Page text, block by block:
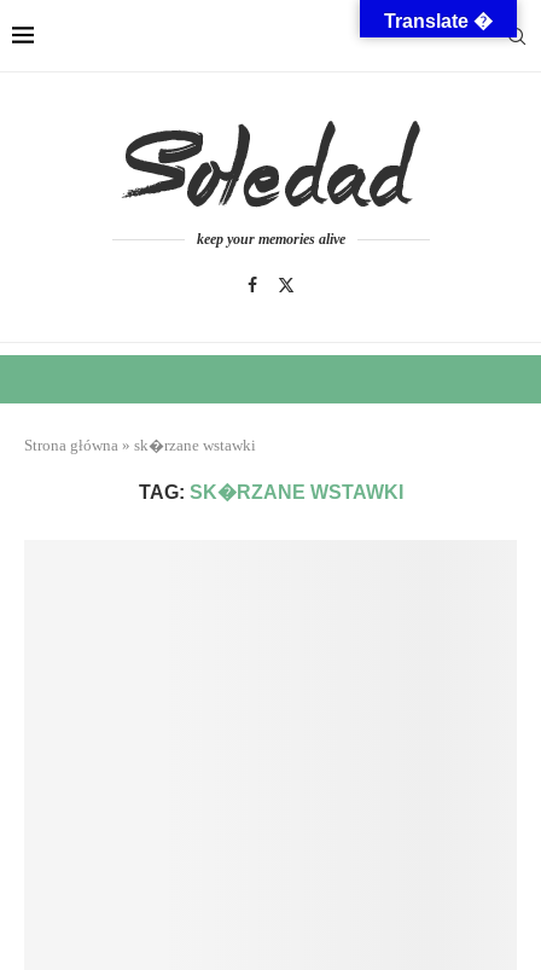
keep your memories alive
Strona główna » sk�rzane wstawki
TAG: SK�RZANE WSTAWKI
Translate �